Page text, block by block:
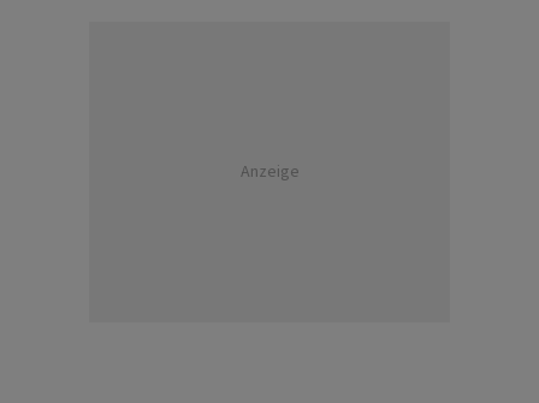
Anzeige